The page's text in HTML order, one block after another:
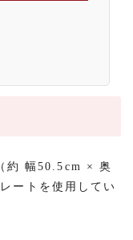
約 幅50.5cm × 奥
ートを使用してい